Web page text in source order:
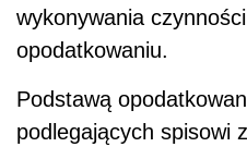
wykonywania
opodatkowaniu.
Podstawą
podlegających spisowi